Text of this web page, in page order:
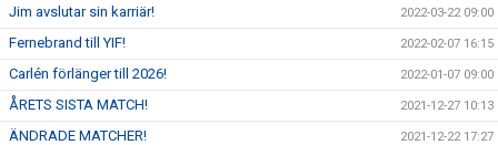
Jim avslutar sin karriär! 2022-03-22 09:00
Fernebrand till YIF! 2022-02-07 16:15
Carlén förlänger till 2026! 2022-01-07 09:00
ÅRETS SISTA MATCH! 2021-12-27 10:13
ÄNDRADE MATCHER! 2021-12-22 17:27